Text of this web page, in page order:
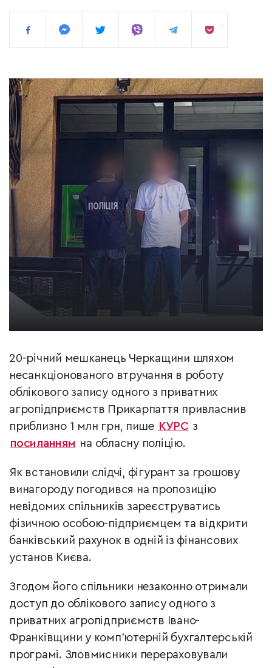
20-річний мешканець Черкащини шляхом
несанкціонованого втручання в роботу
облікового запису одного з приватних
агропідприємств Прикарпаття привласнив
приблизно 1 млн грн, пише КУРС з
посиланням на обласну поліцію.
Як встановили слідчі, фігурант за грошову
винагороду погодився на пропозицію
невідомих спільників зареєструватись
фізичною особою-підприємцем та відкрити
банківський рахунок в одній із фінансових
установ Києва.
Згодом його спільники незаконно отримали
доступ до облікового запису одного з
приватних агропідприємств Івано-
Франківщини у комп’ютерній бухгалтерській
програмі. Зловмисники перераховували